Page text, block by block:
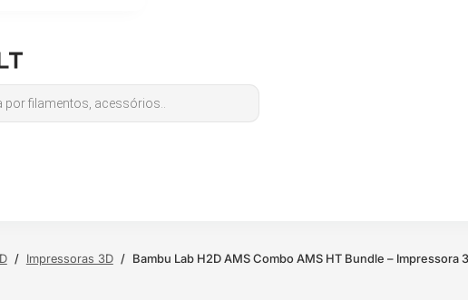
/ Impressoras 3D / Bambu Lab H2D AMS Combo AMS HT Bundle – Impressora